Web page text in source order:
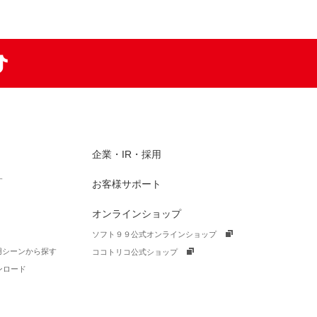
ーンから探す
ロード
企業・IR・採用
お客様サポート
オンラインショップ
ソフト９９公式オンラインショップ
ココトリコ公式ショップ